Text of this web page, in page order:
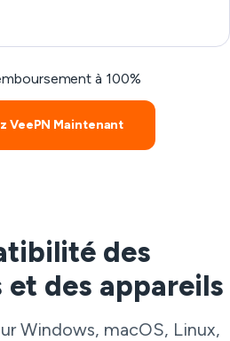
à 100%
VeePN Maintenant
des
des appareils
Windows, macOS, Linux,